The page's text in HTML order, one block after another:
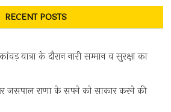
RECENT POSTS
यात्रा के दौरान नारी सम्मान व सुरक्षा का
पर जसपाल राणा के सपने को साकार करने की